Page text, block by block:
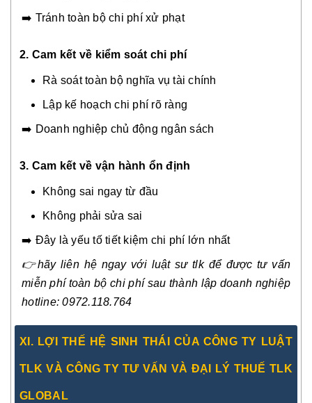
➡️ Tránh toàn bộ chi phí xử phạt
2. Cam kết về kiểm soát chi phí
Rà soát toàn bộ nghĩa vụ tài chính
Lập kế hoạch chi phí rõ ràng
➡️ Doanh nghiệp chủ động ngân sách
3. Cam kết về vận hành ổn định
Không sai ngay từ đầu
Không phải sửa sai
➡️ Đây là yếu tố tiết kiệm chi phí lớn nhất
👉hãy liên hệ ngay với luật sư tlk để được tư vấn
miễn phí toàn bộ chi phí sau thành lập doanh nghiệp
hotline: 0972.118.764
X I. LỢI THẾ HỆ SINH THÁI CỦA CÔNG TY LUẬT
TLK VÀ CÔNG TY TƯ VẤN VÀ ĐẠI LÝ THUẾ TLK
GLOBAL